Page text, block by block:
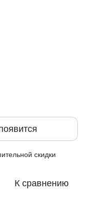
скидки
К сравнению